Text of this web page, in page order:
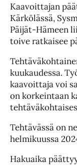
Kaavoittajan
Kärkölässä,
Päijät-Hämeen
toive ratkaisee
kuukaudessa.
kaavoittaja voi
on korkeintaan
Tehtävässä on
helmikuussa
Hakuaika